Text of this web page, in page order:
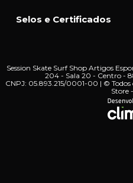
Selos e Certificados
Session Skate Surf Shop Artigos
204 - Sala 20 - Centro -
CNPJ: 05.893.215/0001-00 | © Todos
Store